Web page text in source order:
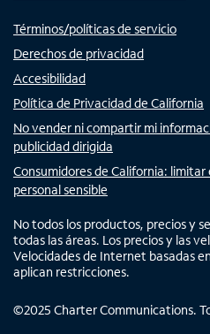
Términos/políticas de servicio
Derechos de privacidad
Accesibilidad
Política de Privacidad de California
No vender ni compartir mi
publicidad dirigida
Consumidores de California:
personal sensible
No todos los productos, precios y
todas las áreas. Los precios y las
Velocidades de Internet basadas
aplican restricciones.
©2025 Charter Communications.